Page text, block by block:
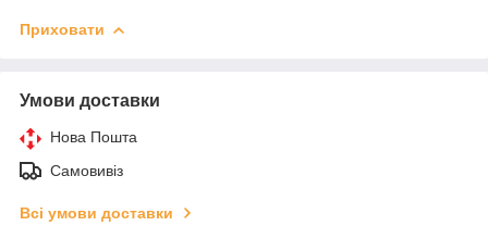
Приховати
Умови доставки
Нова Пошта
Самовивіз
Всі умови доставки